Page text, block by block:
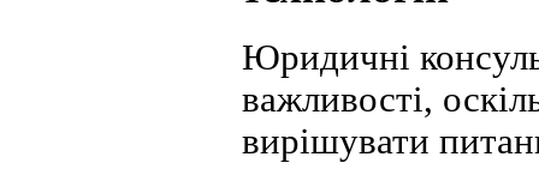
Юридичні
важливості,
вирішувати